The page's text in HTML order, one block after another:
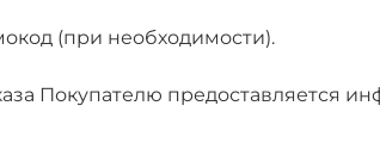
(при необходимости).
Покупателю предоставляется